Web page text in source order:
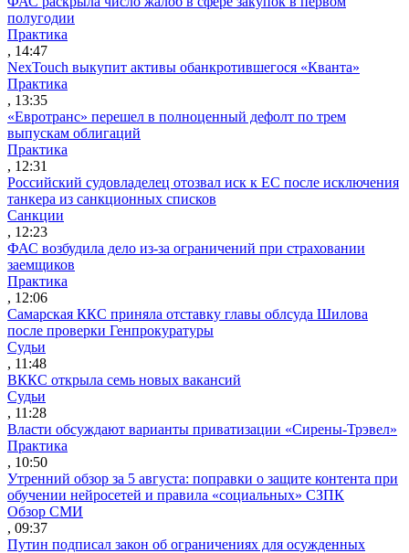
полугодии
Практика
, 14:47
NexTouch выкупит активы обанкротившегося «Кванта»
Практика
, 13:35
«Евротранс» перешел в полноценный дефолт по трем
выпускам облигаций
Практика
, 12:31
Российский судовладелец отозвал иск к ЕС после исключения
танкера из санкционных списков
Санкции
, 12:23
ФАС возбудила дело из-за ограничений при страховании
заемщиков
Практика
, 12:06
Самарская ККС приняла отставку главы облсуда Шилова
после проверки Генпрокуратуры
Судьи
, 11:48
ВККС открыла семь новых вакансий
Судьи
, 11:28
Власти обсуждают варианты приватизации «Сирены-Трэвел»
Практика
, 10:50
Утренний обзор за 5 августа: поправки о защите контента при
обучении нейросетей и правила «социальных» СЗПК
Обзор СМИ
, 09:37
Путин подписал закон об ограничениях для осужденных